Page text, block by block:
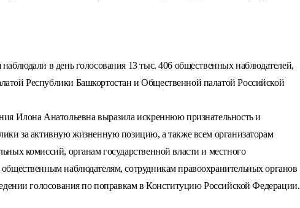
в день голосования 13 тыс. 406 общественных наблюдателей,
Республики Башкортостан и Общественной палатой Российской
Илона Анатольевна выразила искреннюю признательность и
за активную жизненную позицию, а также всем организаторам
комиссий, органам государственной власти и местного
наблюдателям, сотрудникам правоохранительных органов
голосования по поправкам в Конституцию Российской Федерации.